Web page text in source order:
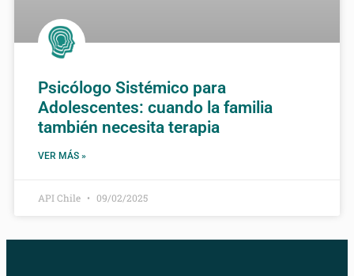
Psicólogo Sistémico para
Adolescentes: cuando la familia
también necesita terapia
VER MÁS »
API Chile 09/02/2025